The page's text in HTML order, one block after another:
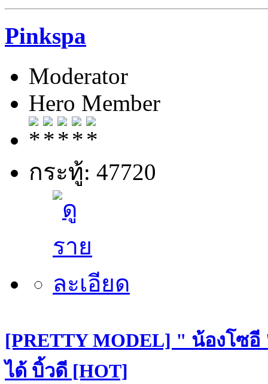
Pinkspa
Moderator
Hero Member
กระทู้: 47720
[PRETTY MODEL] " น้องโซ
ได้ บิ้วดี [HOT]